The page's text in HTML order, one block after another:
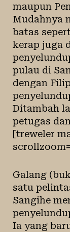
maupun
Mudahnya
batas
kerap juga
pulau di
dengan
Ditambah
petugas
[treweler
Galang
satu
Sangihe
Ia yang